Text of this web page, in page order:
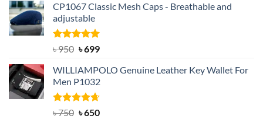
was:
৳ 2,200.
is:
CP1067 Classic Mesh Caps - Breathable and
adjustable
Rated5.00
৳950 Original
was:
৳ 950.
৳699Current
is:
৳ 699.
WILLIAMPOLO Genuine Leather Key Wallet For
Men P1032
Rated4.63
৳750 Original
৳650Current